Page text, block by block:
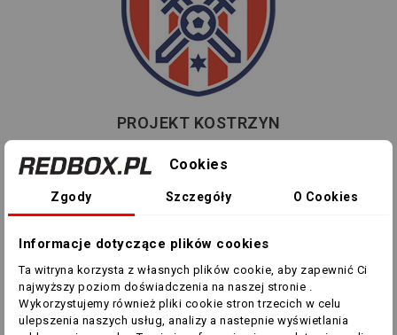
PROJEKT KOSTRZYN
Cookies
Zgody Szczegóły O Cookies
Informacje dotyczące plików cookies
Ta witryna korzysta z własnych plików cookie, aby zapewnić Ci
najwyższy poziom doświadczenia na naszej stronie .
Wykorzystujemy również pliki cookie stron trzecich w celu
ulepszenia naszych usług, analizy a nastepnie wyświetlania